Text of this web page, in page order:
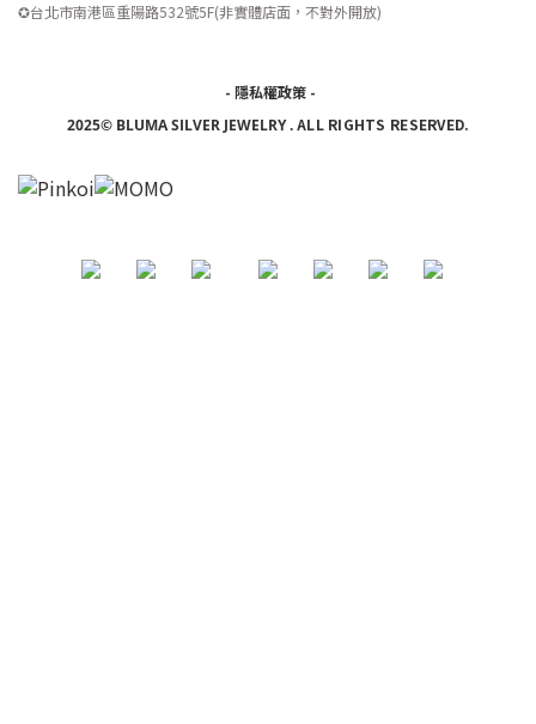
​✪台北市南港區重陽路532號5F(非實體店面，不對外開放)
- 隱私權政策-
2025© BLUMA SILVER JEWELRY.ALL RIGHTS RESERVED.